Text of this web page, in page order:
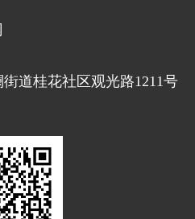
道桂花社区观光路1211号